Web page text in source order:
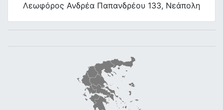
Λεωφόρος Ανδρέα Παπανδρέου 133, Νεάπολη